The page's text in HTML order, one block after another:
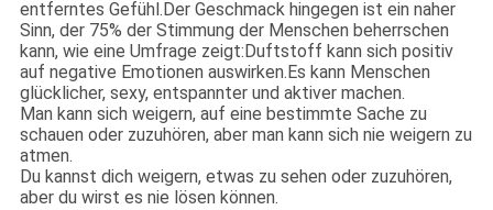
entferntes Gefühl.Der Geschmack hingegen ist ein naher
Sinn, der 75% der Stimmung der Menschen beherrschen
kann, wie eine Umfrage zeigt:Duftstoff kann sich positiv
auf negative Emotionen auswirken.Es kann Menschen
glücklicher, sexy, entspannter und aktiver machen.
Man kann sich weigern, auf eine bestimmte Sache zu
schauen oder zuzuhören, aber man kann sich nie weigern zu
atmen.
Du kannst dich weigern, etwas zu sehen oder zuzuhören,
aber du wirst es nie lösen können.